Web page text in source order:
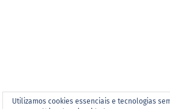
Utilizamos cookies essenciais e tecnologias